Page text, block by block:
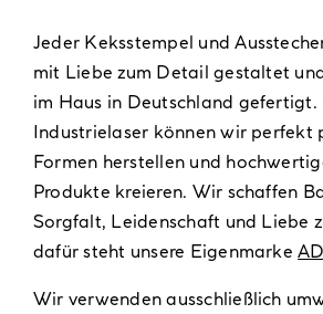
Jeder Keksstempel und
mit Liebe zum Detail gestaltet
im Haus in Deutschland gefertigt.
Industrielaser können wir perfekt
Formen herstellen und
Produkte kreieren. Wir schaffen
Sorgfalt, Leidenschaft und Liebe
dafür steht unsere Eigenmarke
Wir verwenden ausschließlich